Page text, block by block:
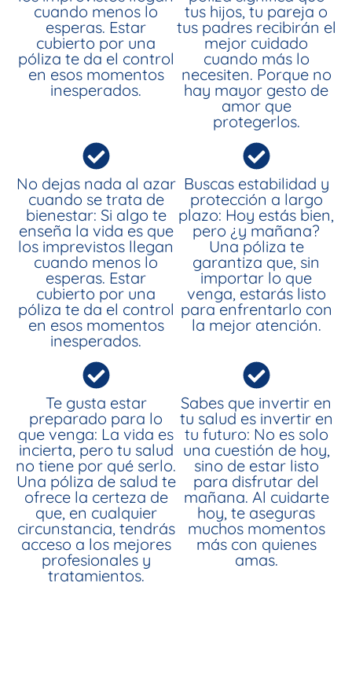
cuando menos lo
esperas. Estar
cubierto por una
póliza te da el control
en esos momentos
inesperados.
tus hijos, tu pareja o
tus padres recibirán el
mejor cuidado
cuando más lo
necesiten. Porque no
hay mayor gesto de
amor que
protegerlos.
No dejas nada al azar
cuando se trata de
bienestar: Si algo te
enseña la vida es que
los imprevistos llegan
cuando menos lo
esperas. Estar
cubierto por una
póliza te da el control
en esos momentos
inesperados.
Buscas estabilidad y
protección a largo
plazo: Hoy estás bien,
pero ¿y mañana?
Una póliza te
garantiza que, sin
importar lo que
venga, estarás listo
para enfrentarlo con
la mejor atención.
Te gusta estar
preparado para lo
que venga: La vida es
incierta, pero tu salud
no tiene por qué serlo.
Una póliza de salud te
ofrece la certeza de
que, en cualquier
circunstancia, tendrás
acceso a los mejores
profesionales y
tratamientos.
Sabes que invertir en
tu salud es invertir en
tu futuro: No es solo
una cuestión de hoy,
sino de estar listo
para disfrutar del
mañana. Al cuidarte
hoy, te aseguras
muchos momentos
más con quienes
amas.